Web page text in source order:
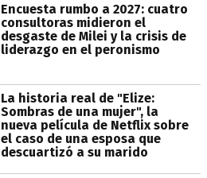
Encuesta rumbo a 2027: cuatro
consultoras midieron el
desgaste de Milei y la crisis de
liderazgo en el peronismo
La historia real de "Elize:
Sombras de una mujer", la
nueva película de Netflix sobre
el caso de una esposa que
descuartizó a su marido